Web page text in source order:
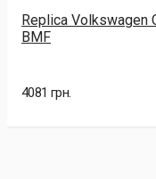
Replica Volkswagen
BMF
4081 грн.